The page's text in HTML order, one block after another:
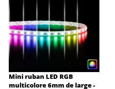
Mini ruban LED RGB
multicolore 6mm de large -